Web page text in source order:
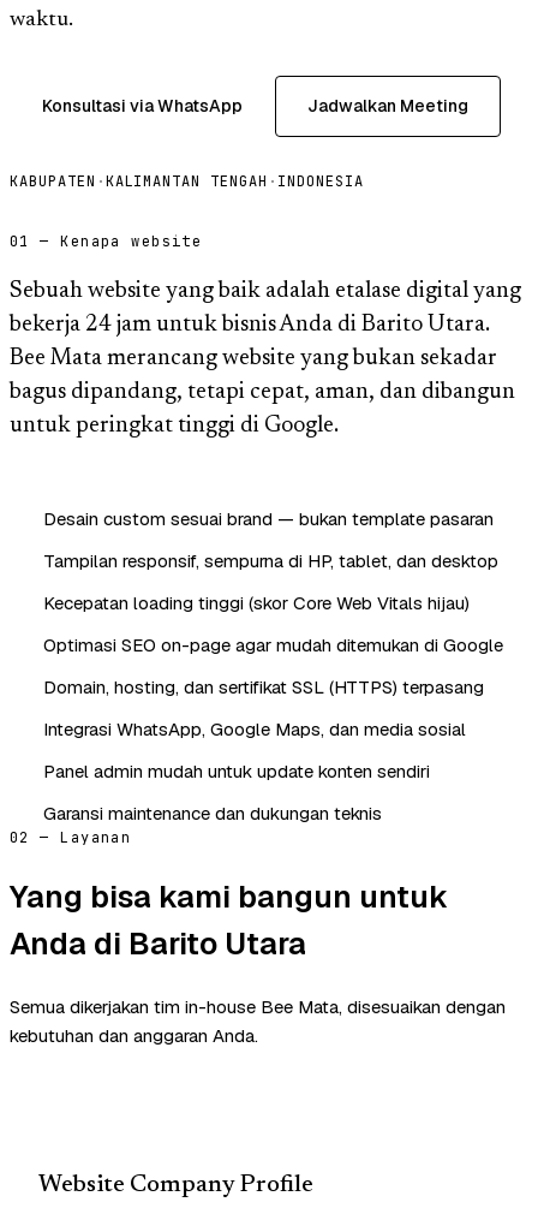
waktu.
Konsultasi via WhatsApp Jadwalkan Meeting
KABUPATEN ·KALIMANTAN TENGAH · INDONESIA
01 — Kenapa website
Sebuah website yang baik adalah etalase digital yang
bekerja 24 jam untuk bisnis Anda di Barito Utara.
Bee Mata merancang website yang bukan sekadar
bagus dipandang, tetapi cepat, aman, dan dibangun
untuk peringkat tinggi di Google.
Desain custom sesuai brand — bukan template pasaran
Tampilan responsif, sempurna di HP, tablet, dan desktop
Kecepatan loading tinggi (skor Core Web Vitals hijau)
Optimasi SEO on-page agar mudah ditemukan di Google
Domain, hosting, dan sertifikat SSL (HTTPS) terpasang
Integrasi WhatsApp, Google Maps, dan media sosial
Panel admin mudah untuk update konten sendiri
Garansi maintenance dan dukungan teknis
02 — Layanan
Yang bisa kami bangun untuk
Anda di Barito Utara
Semua dikerjakan tim in-house Bee Mata, disesuaikan dengan
kebutuhan dan anggaran Anda.
Website Company Profile